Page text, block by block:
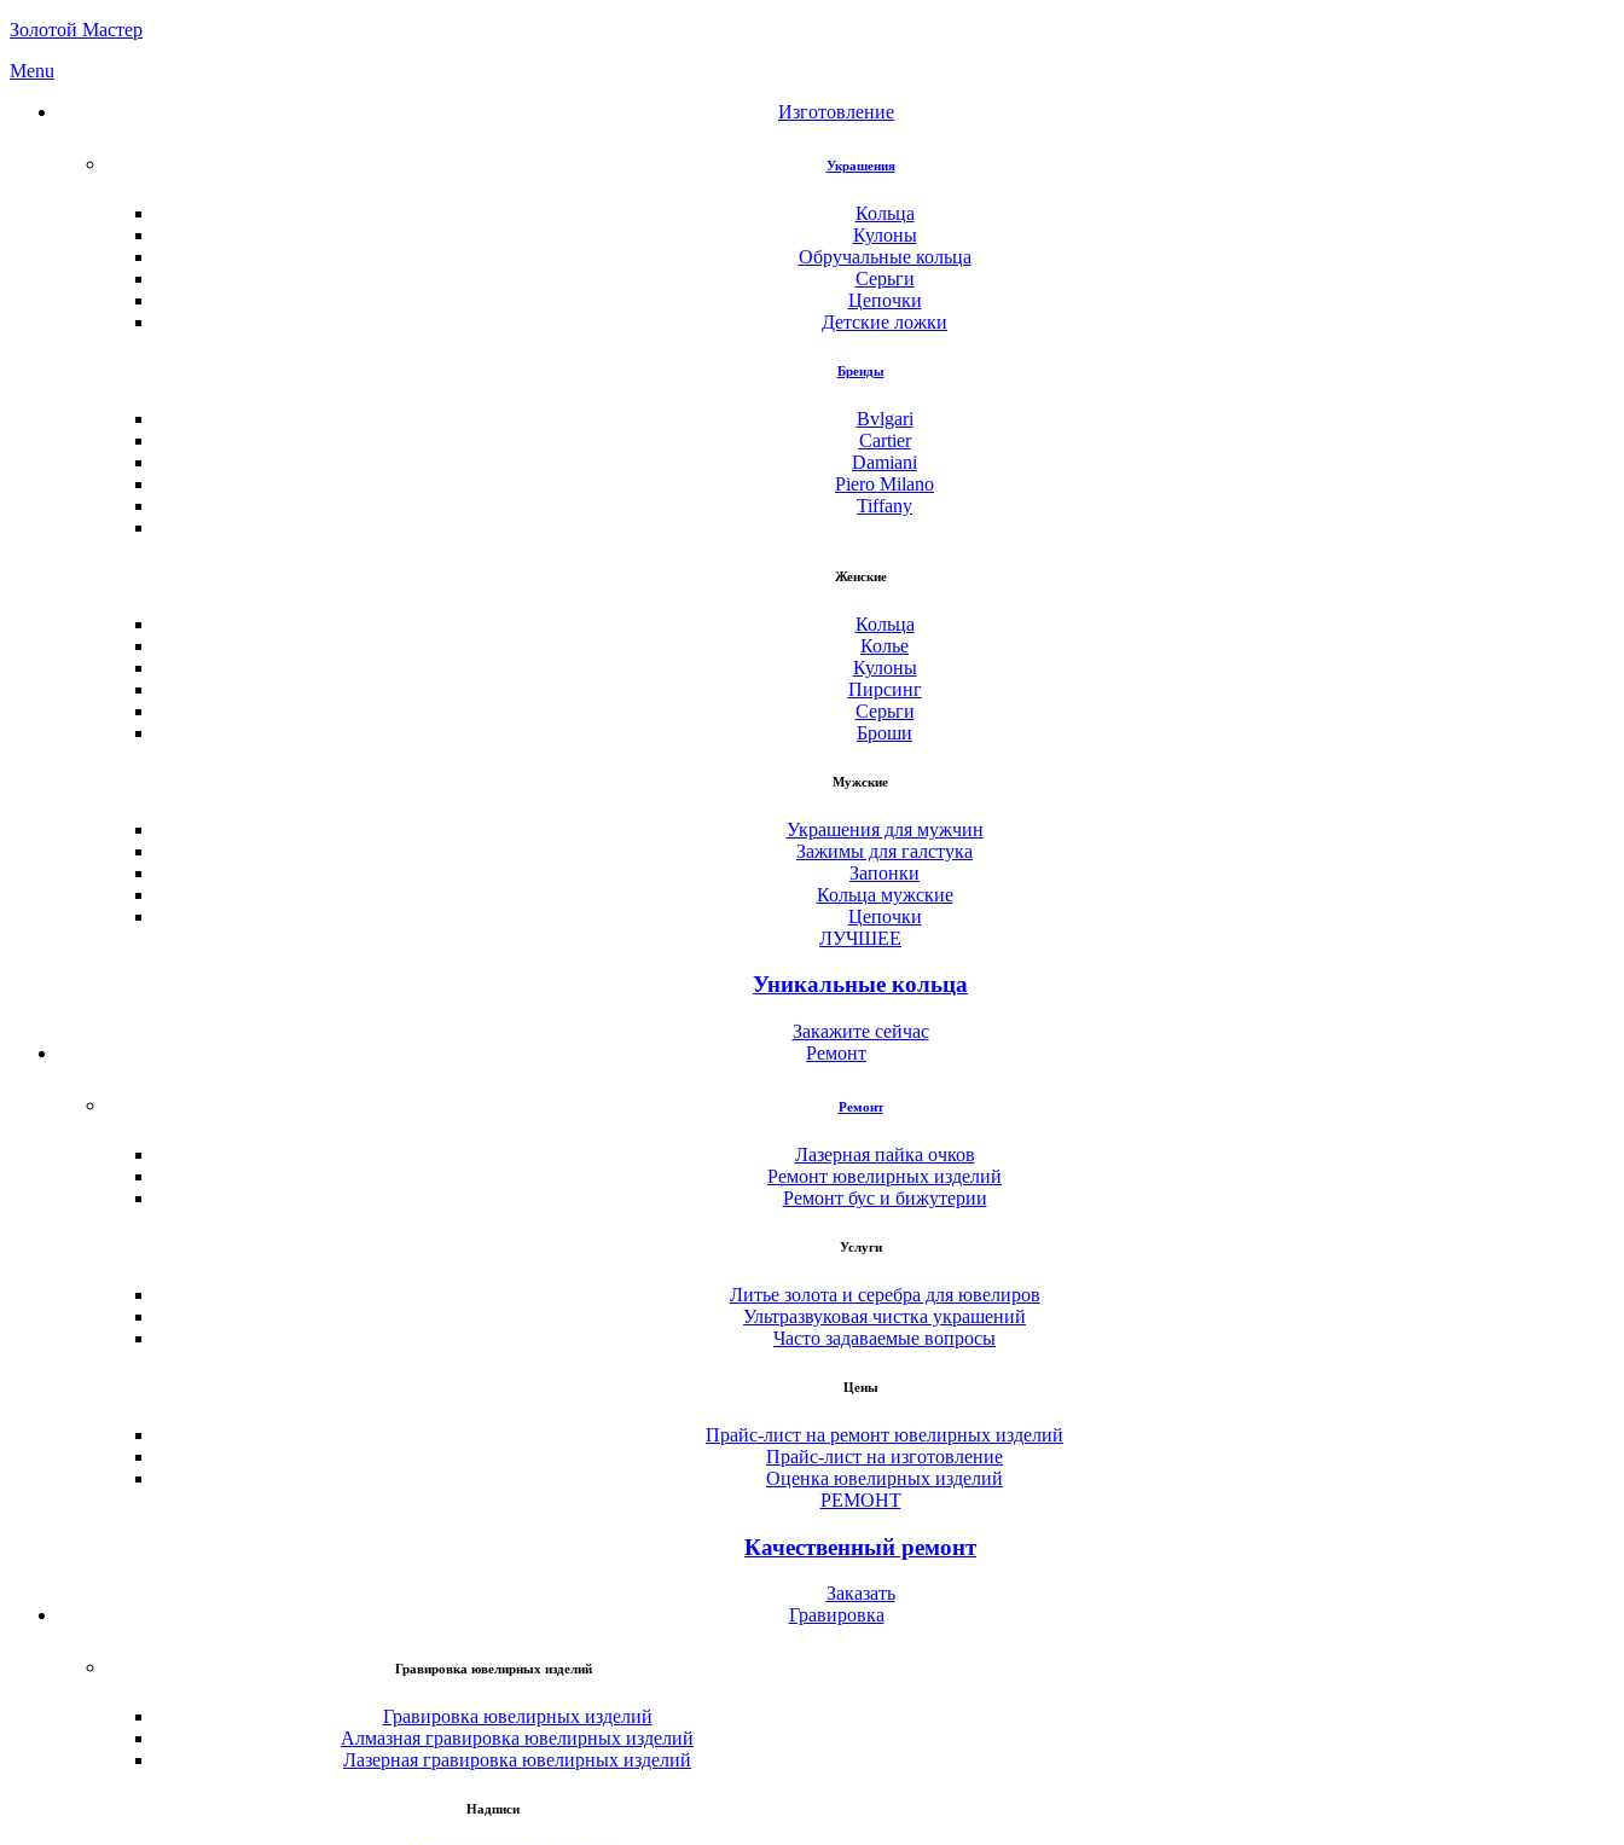
Золотой Мастер
Menu
Изготовление
Украшения
Кольца
Кулоны
Обручальные кольца
Серьги
Цепочки
Детские ложки
Бренды
Bvlgari
Cartier
Damiani
Piero Milano
Tiffany
Женские
Кольца
Колье
Кулоны
Пирсинг
Серьги
Броши
Мужские
Украшения для мужчин
Зажимы для галстука
Запонки
Кольца мужские
Цепочки
ЛУЧШЕЕ
Уникальные кольца
Закажите сейчас
Ремонт
Ремонт
Лазерная пайка очков
Ремонт ювелирных изделий
Ремонт бус и бижутерии
Услуги
Литье золота и серебра для ювелиров
Ультразвуковая чистка украшений
Часто задаваемые вопросы
Цены
Прайс-лист на ремонт ювелирных изделий
Прайс-лист на изготовление
Оценка ювелирных изделий
РЕМОНТ
Качественный ремонт
Заказать
Гравировка
Гравировка ювелирных изделий
Гравировка ювелирных изделий
Алмазная гравировка ювелирных изделий
Лазерная гравировка ювелирных изделий
Надписи